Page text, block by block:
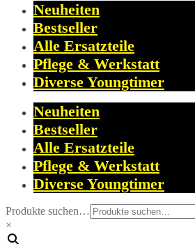
Neuheiten
Bestseller
Alle Ersatzteile
Pflege & Werkstatt
Diverse Youngtimer
Neuheiten
Bestseller
Alle Ersatzteile
Pflege & Werkstatt
Diverse Youngtimer
Produkte suchen…
×